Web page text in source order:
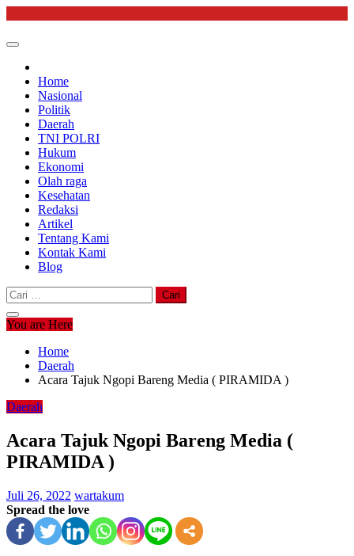
content
Home
Nasional
Politik
Daerah
TNI POLRI
Hukum
Ekonomi
Olah raga
Kesehatan
Redaksi
Artikel
Tentang Kami
Kontak Kami
Blog
Cari
untuk:
You are Here
Home
Daerah
Acara Tajuk Ngopi Bareng Media ( PIRAMIDA )
Daerah
Acara Tajuk Ngopi Bareng Media (
PIRAMIDA )
Juli 26, 2022 wartakum
Spread the love